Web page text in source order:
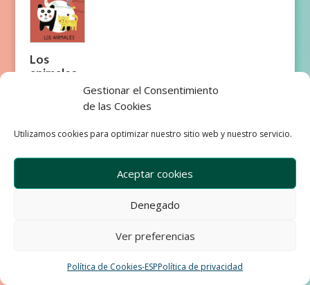
Gestionar el Consentimiento
de las Cookies
Utilizamos cookies para optimizar nuestro sitio web y nuestro servicio.
Aceptar cookies
Denegado
Ver preferencias
Política de Cookies-ESPPolítica de privacidad
Los
animales
Empresa
Aviso Legal
Condiciones de Venta
Política de privacidad
Política de Cookies
Development & Design by Ixole